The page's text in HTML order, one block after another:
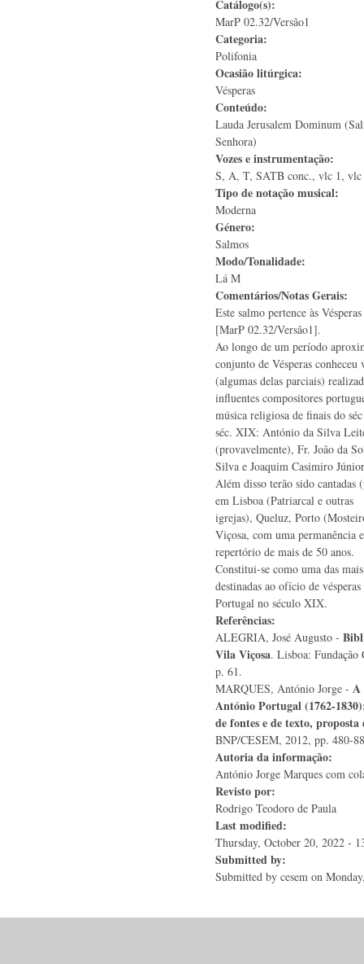
Catálogo(s):
MarP 02.32/Versão1
Categoria:
Polifonia
Ocasião litúrgica:
Vésperas
Conteúdo:
Lauda Jerusalem Dominum
Senhora)
Vozes e instrumentação:
S, A, T, SATB conc., vlc 1,
Tipo de notação musical:
Moderna
Género:
Salmos
Modo/Tonalidade:
Lá M
Comentários/Notas Gerais:
Este salmo pertence às
[MarP 02.32/Versão1].
Ao longo de um período
conjunto de Vésperas conheceu
(algumas delas parciais)
influentes compositores
música religiosa de finais do
séc. XIX: António da Silva
(provavelmente), Fr. João da
Silva e Joaquim Casimiro
Além disso terão sido cantadas
em Lisboa (Patriarcal e outras
igrejas), Queluz, Porto
Viçosa, com uma permanência
repertório de mais de 50 anos.
Constitui-se como uma das
destinadas ao ofício de vésperas
Portugal no século XIX.
Referências:
ALEGRIA, José Augusto -
Vila Viçosa. Lisboa: Fundação
p. 61.
MARQUES, António Jorge - A
António Portugal (1762-
de fontes e de texto,
BNP/CESEM, 2012, pp. 480-
Autoria da informação:
António Jorge Marques com
Revisto por:
Rodrigo Teodoro de Paula
Last modified:
Thursday, October 20, 2022 -
Submitted by:
Submitted by cesem on